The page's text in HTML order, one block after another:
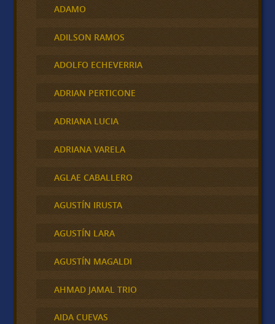
ADAMO
ADILSON RAMOS
ADOLFO ECHEVERRIA
ADRIAN PERTICONE
ADRIANA LUCIA
ADRIANA VARELA
AGLAE CABALLERO
AGUSTÍN IRUSTA
AGUSTÍN LARA
AGUSTÍN MAGALDI
AHMAD JAMAL TRIO
AIDA CUEVAS